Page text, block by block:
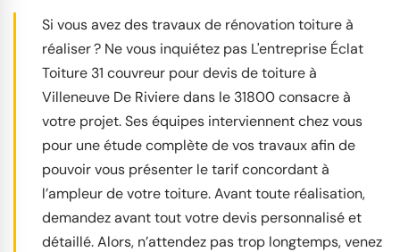
Si vous avez des travaux de rénovation toiture à
réaliser ? Ne vous inquiétez pas L'entreprise Éclat
Toiture 31 couvreur pour devis de toiture à
Villeneuve De Riviere dans le 31800 consacre à
votre projet. Ses équipes interviennent chez vous
pour une étude complète de vos travaux afin de
pouvoir vous présenter le tarif concordant à
l’ampleur de votre toiture. Avant toute réalisation,
demandez avant tout votre devis personnalisé et
détaillé. Alors, n’attendez pas trop longtemps, venez